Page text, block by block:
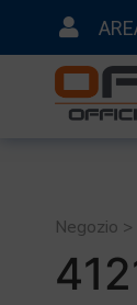
Negozio